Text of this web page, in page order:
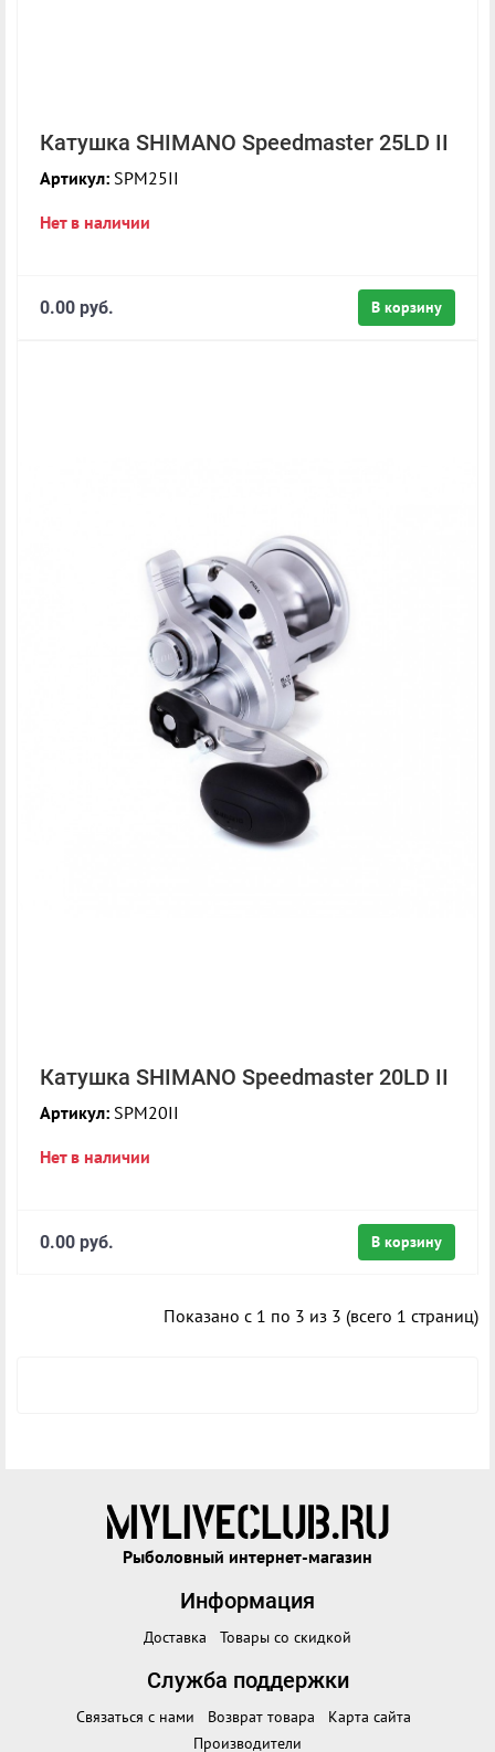
Катушка SHIMANO Speedmaster 25LD II
Артикул: SPM25II
Нет в наличии
В корзину
0.00 руб.
Катушка SHIMANO Speedmaster 20LD II
Артикул: SPM20II
Нет в наличии
В корзину
0.00 руб.
Показано с 1 по 3 из 3 (всего 1 страниц)
Рыболовный интернет-магазин
Информация
Доставка Товары со скидкой
Служба поддержки
Связаться с нами Возврат товара
Карта сайта
Производители